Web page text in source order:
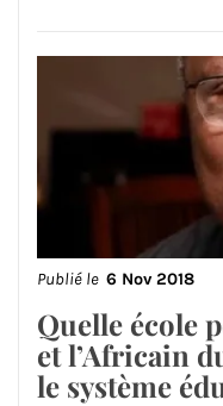
Publié le 6 Nov 2018
Quelle école
et l’Africain
le système